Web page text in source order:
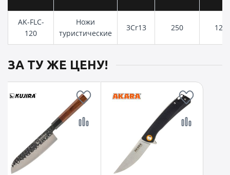
AK-FLC-
120
Ножи
туристические
3Cr13 250 120
ЗА ТУ ЖЕ ЦЕНУ!